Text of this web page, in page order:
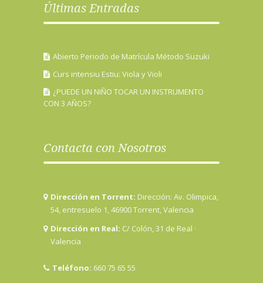
Últimas Entradas
Abierto Periodo de Matrícula Método Suzuki
Curs intensiu Estiu: Viola y Violi
¿PUEDE UN NIÑO TOCAR UN INSTRUMENTO
CON 3 AÑOS?
Contacta con Nosotros
Dirección en Torrent: Dirección: Av. Olimpica,
54, entresuelo 1, 46900 Torrent, Valencia
Dirección en Real: C/ Colón, 31 de Real ·
Valencia
Teléfono: 660 75 65 55